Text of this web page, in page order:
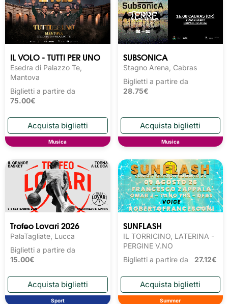
IL VOLO - TUTTI PER UNO
Esedra di Palazzo Te,
Mantova
Biglietti a partire da
75.00€
Musica
SUBSONICA
Stagno Arena, Cabras
Biglietti a partire da
28.75€
Musica
Trofeo Lovari 2026
PalaTagliate, Lucca
Biglietti a partire da
15.00€
Sport
SUNFLASH
IL TORRICINO, LATERINA -
PERGINE V.NO
Biglietti a partire da 27.12€
Summer